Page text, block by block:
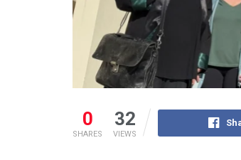
0
SHARES
32
VIEWS